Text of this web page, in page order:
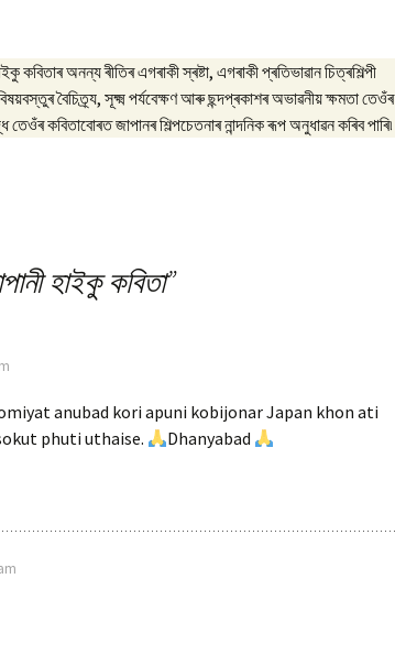
কবিতাৰ অনন্য ৰীতিৰ এগৰাকী স্ৰষ্টা, এগৰাকী প্ৰতিভাৱান চিত্ৰশিল্পী
বৈচিত্ৰ্য, সূক্ষ্ম পৰ্যবেক্ষণ আৰু ছন্দপ্ৰকাশৰ অভাৱনীয় ক্ষমতা তেওঁৰ
কবিতাবোৰত জাপানৰ শিল্পচেতনাৰ নান্দনিক ৰূপ অনুধাৱন কৰিব পাৰি৷
হাইকু কবিতা”
anubad kori apuni kobijonar Japan khon ati
phuti uthaise.
Dhanyabad